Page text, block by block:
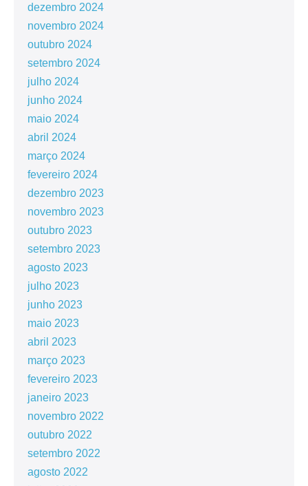
dezembro 2024
novembro 2024
outubro 2024
setembro 2024
julho 2024
junho 2024
maio 2024
abril 2024
março 2024
fevereiro 2024
dezembro 2023
novembro 2023
outubro 2023
setembro 2023
agosto 2023
julho 2023
junho 2023
maio 2023
abril 2023
março 2023
fevereiro 2023
janeiro 2023
novembro 2022
outubro 2022
setembro 2022
agosto 2022